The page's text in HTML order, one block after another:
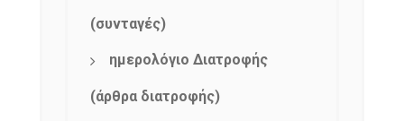
(συνταγές)
ημερολόγιο Διατροφής
(άρθρα διατροφής)